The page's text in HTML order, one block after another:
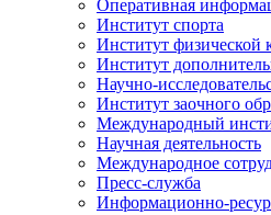
Оперативная
Институт спорта
Институт физической
Институт
Научно-
Институт заочного
Международный
Научная деятельность
Международное
Пресс-служба
Информационно-